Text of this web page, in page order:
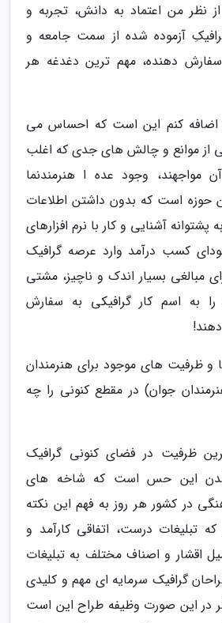
از نظر من اعتماد به دانش، تجربه و
آزموده شده از سمت جامعه و
دهنده، مهم ترین دغدغه هر
اضافه کنم این است که احساس می
از موانع و چالش های جدی که اغلب
مواجهند، وجود عده ا هنرمندنما
حوزه است که بدون داشتن اطلاعات
پشتوانه آشنایی و کار با نرم افزارهای
کسب درآمد وارد عرصه گرافیک
مبالغی بسیار اندک و ناچیز، مشتی
به اسم کار گرافیکی به سفارش
ظرفیت های موجود برای هنرمندان
جوان) در مقطع کنونی را چه
ظرفیت در فضای کنونی گرافیک
این حس است که شاخه های
در کشور هر روز به فهم این نکته
تبلیغات درست، اتفاقی کارآمد و
اقشار و اصناف مختلف به تبلیغات
گرافیک سرمایه ای مهم و کلیدی
در این صورت وظیفه طراح این است